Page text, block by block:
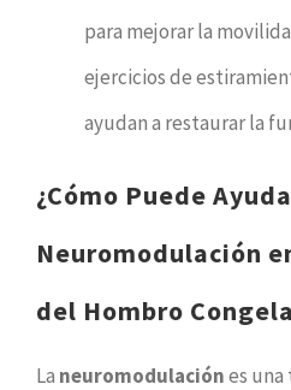
para mejorar la
ejercicios de
ayudan a restaurar la
¿Cómo Puede
Neuromodulación
del Hombro
La neuromodulaciónes